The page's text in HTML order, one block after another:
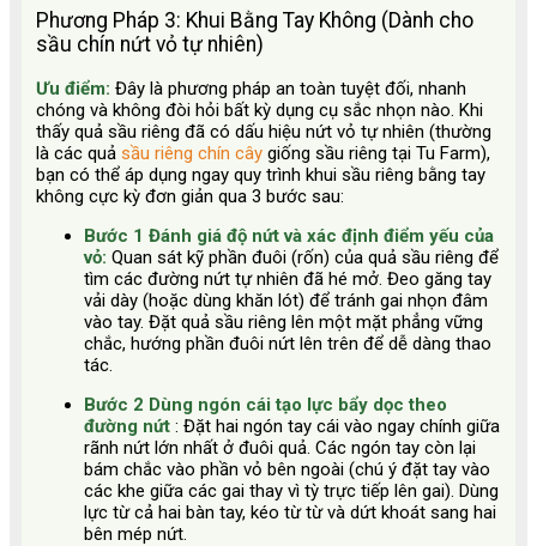
Phương Pháp 3: Khui Bằng Tay Không (Dành cho
sầu chín nứt vỏ tự nhiên)
Ưu điểm: Đây là phương pháp an toàn tuyệt đối, nhanh
chóng và không đòi hỏi bất kỳ dụng cụ sắc nhọn nào. Khi
thấy quả sầu riêng đã có dấu hiệu nứt vỏ tự nhiên (thường
là các quả sầu riêng chín cây giống sầu riêng tại Tu Farm),
bạn có thể áp dụng ngay quy trình khui sầu riêng bằng tay
không cực kỳ đơn giản qua 3 bước sau:
Bước 1 Đánh giá độ nứt và xác định điểm yếu của
vỏ: Quan sát kỹ phần đuôi (rốn) của quả sầu riêng để
tìm các đường nứt tự nhiên đã hé mở. Đeo găng tay
vải dày (hoặc dùng khăn lót) để tránh gai nhọn đâm
vào tay. Đặt quả sầu riêng lên một mặt phẳng vững
chắc, hướng phần đuôi nứt lên trên để dễ dàng thao
tác.
Bước 2 Dùng ngón cái tạo lực bẩy dọc theo
đường nứt : Đặt hai ngón tay cái vào ngay chính giữa
rãnh nứt lớn nhất ở đuôi quả. Các ngón tay còn lại
bám chắc vào phần vỏ bên ngoài (chú ý đặt tay vào
các khe giữa các gai thay vì tỳ trực tiếp lên gai). Dùng
lực từ cả hai bàn tay, kéo từ từ và dứt khoát sang hai
bên mép nứt.